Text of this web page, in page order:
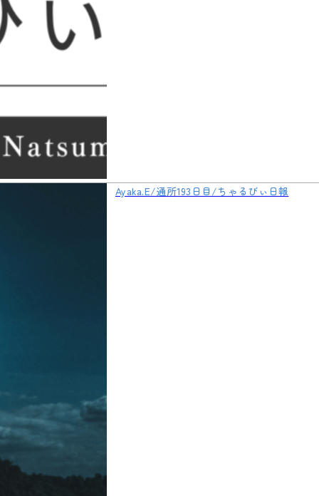
Ayaka.E/通所193日目/ちゃるびぃ日報